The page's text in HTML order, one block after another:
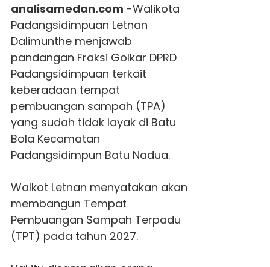
analisamedan.com -Walikota
Padangsidimpuan Letnan
Dalimunthe menjawab
pandangan Fraksi Golkar DPRD
Padangsidimpuan terkait
keberadaan tempat
pembuangan sampah (TPA)
yang sudah tidak layak di Batu
Bola Kecamatan
Padangsidimpun Batu Nadua.
Walkot Letnan menyatakan akan
membangun Tempat
Pembuangan Sampah Terpadu
(TPT) pada tahun 2027.